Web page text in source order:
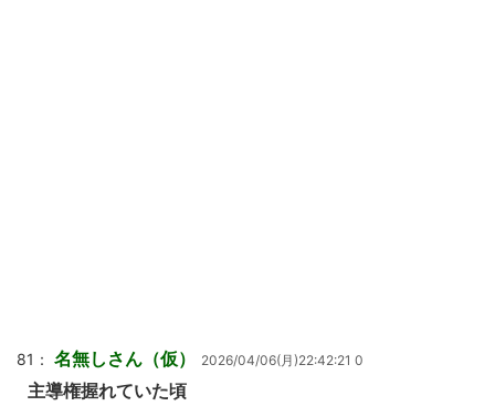
81： 名無しさん（仮） 2026/04/06(月)22:42:21 0
主導権握れていた頃